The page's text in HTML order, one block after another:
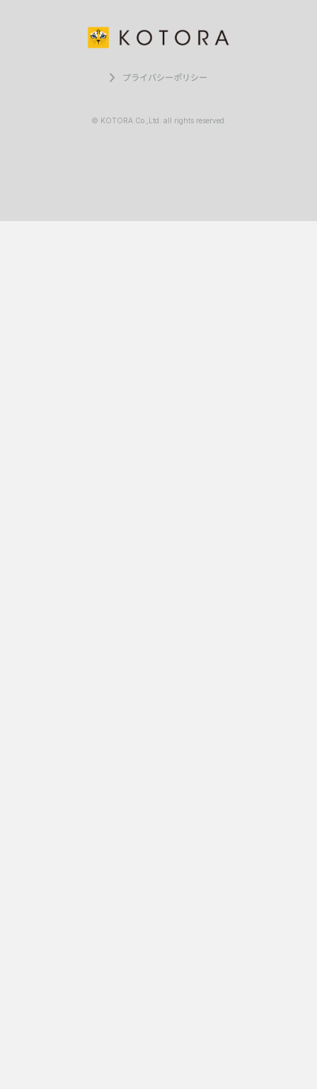
プライバシーポリシー
© KOTORA Co.,Ltd. all rights reserved.